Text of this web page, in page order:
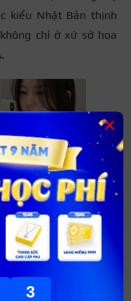
kiểu Nhật Bản thịnh
chỉ ở xứ sở hoa
đám nhất năm 2021.
hạ nhiệt. Đây là mái
và lựa chọn nhiều
hơn, dù tóc ít hay
các bạn nên sấy tóc
và hư tổn.
2
×